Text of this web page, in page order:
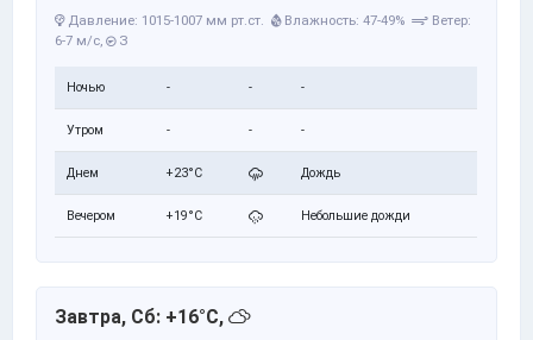
Давление: 1015-1007 мм рт.ст. Влажность: 47-49%
Ветер:
6-7 м/с, З
Ночью - - -
Утром - - -
Днем +23°C Дождь
Вечером +19°C Небольшие дожди
Завтра, Сб: +16°C,